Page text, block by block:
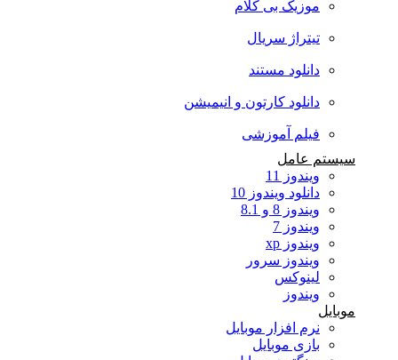
موزیک بی کلام
تیتراژ سریال
دانلود مستند
دانلود کارتون و انیمیشن
فیلم آموزشی
سیستم عامل
ویندوز 11
دانلود ویندوز 10
ویندوز 8 و 8.1
ویندوز 7
ویندوز xp
ویندوز سرور
لینوکس
ویندوز
موبایل
نرم افزار موبایل
بازی موبایل